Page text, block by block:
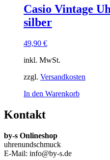
Casio Vintage
silber
49,90 €
inkl. MwSt.
zzgl. Versandkosten
In den Warenkorb
Kontakt
by-s Onlineshop
uhrenundschmuck
E-Mail: info@by-s.de